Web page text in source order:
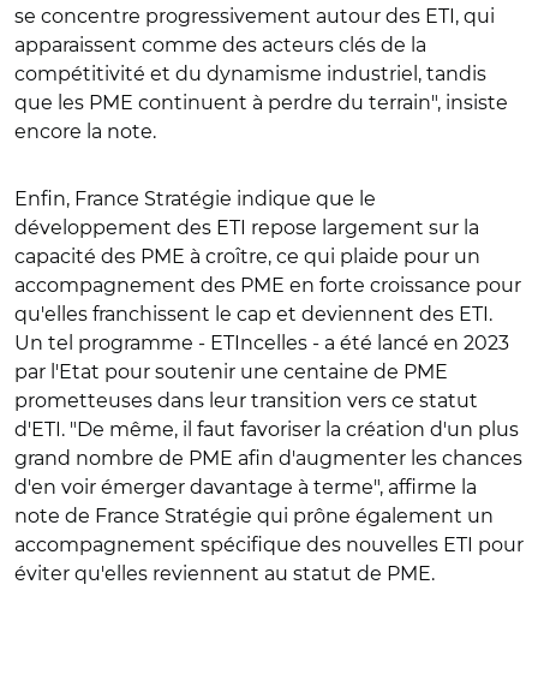
se concentre progressivement autour des ETI, qui
apparaissent comme des acteurs clés de la
compétitivité et du dynamisme industriel, tandis
que les PME continuent à perdre du terrain", insiste
encore la note.
Enfin, France Stratégie indique que le
développement des ETI repose largement sur la
capacité des PME à croître, ce qui plaide pour un
accompagnement des PME en forte croissance pour
qu'elles franchissent le cap et deviennent des ETI.
Un tel programme - ETIncelles - a été lancé en 2023
par l'Etat pour soutenir une centaine de PME
prometteuses dans leur transition vers ce statut
d'ETI. "De même, il faut favoriser la création d'un plus
grand nombre de PME afin d'augmenter les chances
d'en voir émerger davantage à terme", affirme la
note de France Stratégie qui prône également un
accompagnement spécifique des nouvelles ETI pour
éviter qu'elles reviennent au statut de PME.